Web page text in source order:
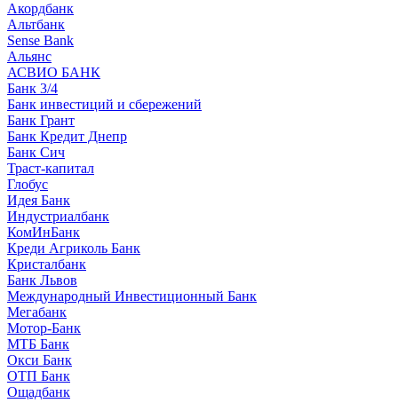
Акордбанк
Альтбанк
Sense Bank
Альянс
АСВИО БАНК
Банк 3/4
Банк инвестиций и сбережений
Банк Грант
Банк Кредит Днепр
Банк Сич
Траст-капитал
Глобус
Идея Банк
Индустриалбанк
КомИнБанк
Креди Агриколь Банк
Кристалбанк
Банк Львов
Международный Инвестиционный Банк
Мегабанк
Мотор-Банк
МТБ Банк
Окси Банк
ОТП Банк
Ощадбанк